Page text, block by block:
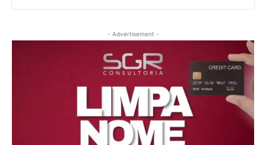
- Advertisement -